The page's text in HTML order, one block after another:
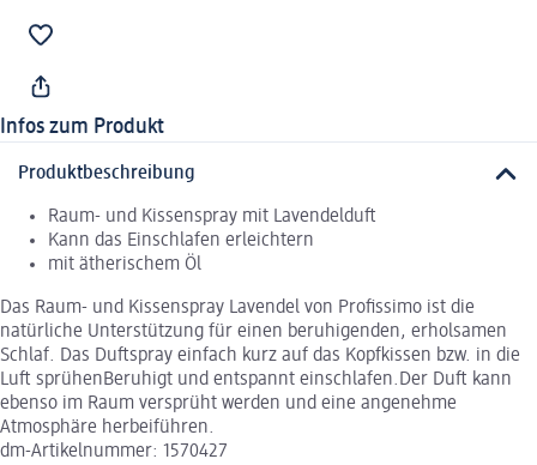
Infos zum Produkt
Produktbeschreibung
Raum- und Kissenspray mit Lavendelduft
Kann das Einschlafen erleichtern
mit ätherischem Öl
Das Raum- und Kissenspray Lavendel von Profissimo ist die
natürliche Unterstützung für einen beruhigenden, erholsamen
Schlaf. Das Duftspray einfach kurz auf das Kopfkissen bzw. in die
Luft sprühenBeruhigt und entspannt einschlafen.Der Duft kann
ebenso im Raum versprüht werden und eine angenehme
Atmosphäre herbeiführen.
dm-Artikelnummer: 1570427